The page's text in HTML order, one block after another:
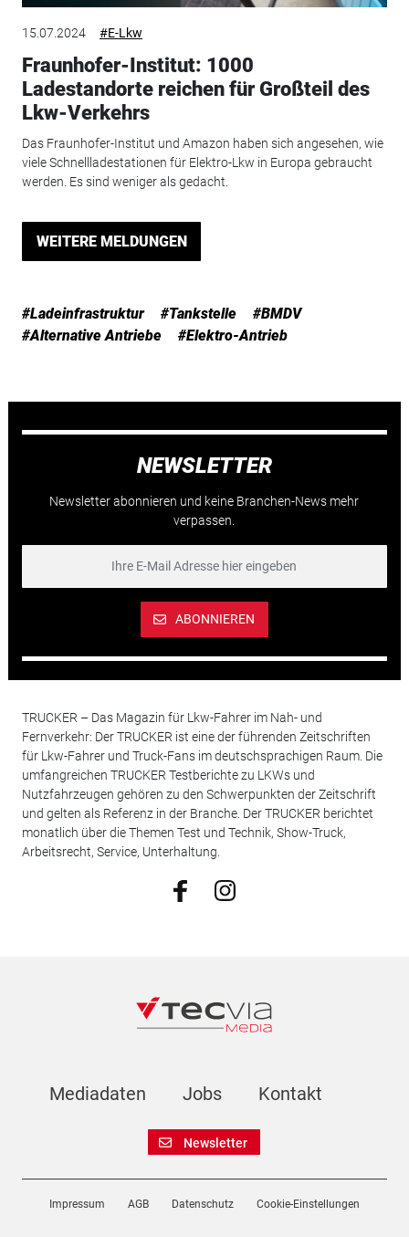
15.07.2024 #E-Lkw
Fraunhofer-Institut: 1000
Ladestandorte reichen für Großteil des
Lkw-Verkehrs
Das Fraunhofer-Institut und Amazon haben sich angesehen, wie
viele Schnellladestationen für Elektro-Lkw in Europa gebraucht
werden. Es sind weniger als gedacht.
WEITERE MELDUNGEN
#Ladeinfrastruktur #Tankstelle
#BMDV
#Alternative Antriebe
#Elektro-Antrieb
NEWSLETTER
Newsletter abonnieren und keine Branchen-News mehr
verpassen.
ABONNIEREN
TRUCKER – Das Magazin für Lkw-Fahrer im Nah- und
Fernverkehr: Der TRUCKER ist eine der führenden Zeitschriften
für Lkw-Fahrer und Truck-Fans im deutschsprachigen Raum. Die
umfangreichen TRUCKER Testberichte zu LKWs und
Nutzfahrzeugen gehören zu den Schwerpunkten der Zeitschrift
und gelten als Referenz in der Branche. Der TRUCKER berichtet
monatlich über die Themen Test und Technik, Show-Truck,
Arbeitsrecht, Service, Unterhaltung.
Mediadaten Jobs Kontakt
Newsletter
Impressum AGB Datenschutz Cookie-Einstellungen